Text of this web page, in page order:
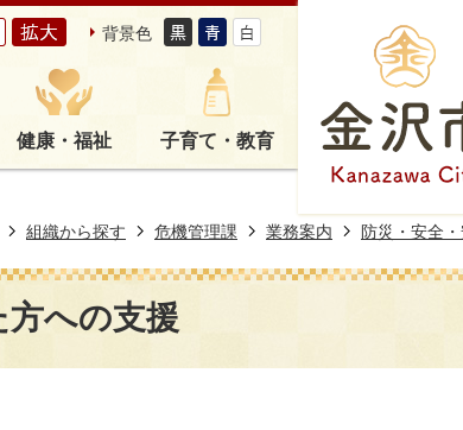
背景色
健康・福祉 子育て・教育
組織から探す 危機管理課 業務案内 防災・安全
への支援